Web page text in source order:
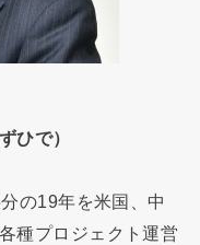
ひで）
の19年を米国、中
種プロジェクト運営